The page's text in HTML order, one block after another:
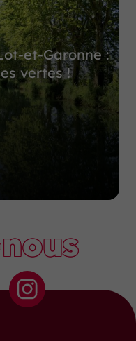
et-Garonne :
vertes !